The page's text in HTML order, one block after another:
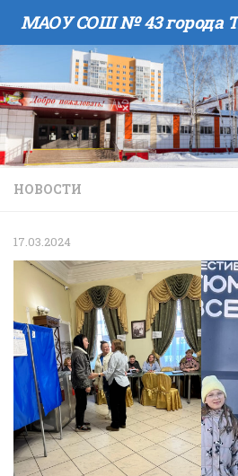
Skip to content
НОВОСТИ
17.03.2024